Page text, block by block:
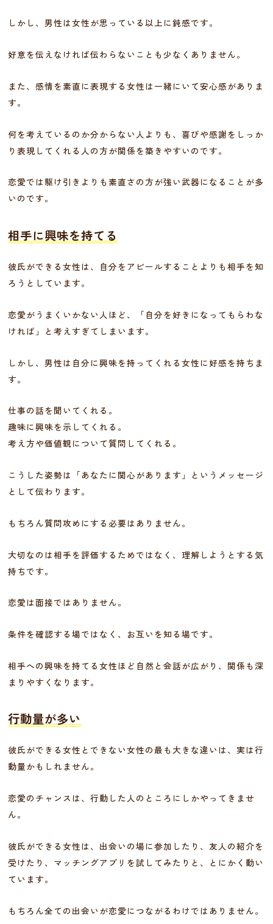
しかし、男性は女性が思っている以上に鈍感です。
好意を伝えなければ伝わらないことも少なくありません。
また、感情を素直に表現する女性は一緒にいて安心感がありま
す。
何を考えているのか分からない人よりも、喜びや感謝をしっか
り表現してくれる人の方が関係を築きやすいのです。
恋愛では駆け引きよりも素直さの方が強い武器になることが多
いのです。
相手に興味を持てる
彼氏ができる女性は、自分をアピールすることよりも相手を知
ろうとしています。
恋愛がうまくいかない人ほど、「自分を好きになってもらわな
ければ」と考えすぎてしまいます。
しかし、男性は自分に興味を持ってくれる女性に好感を持ちま
す。
仕事の話を聞いてくれる。
趣味に興味を示してくれる。
考え方や価値観について質問してくれる。
こうした姿勢は「あなたに関心があります」というメッセージ
として伝わります。
もちろん質問攻めにする必要はありません。
大切なのは相手を評価するためではなく、理解しようとする気
持ちです。
恋愛は面接ではありません。
条件を確認する場ではなく、お互いを知る場です。
相手への興味を持てる女性ほど自然と会話が広がり、関係も深
まりやすくなります。
行動量が多い
彼氏ができる女性とできない女性の最も大きな違いは、実は行
動量かもしれません。
恋愛のチャンスは、行動した人のところにしかやってきませ
ん。
彼氏ができる女性は、出会いの場に参加したり、友人の紹介を
受けたり、マッチングアプリを試してみたりと、とにかく動い
ています。
もちろん全ての出会いが恋愛につながるわけではありません。